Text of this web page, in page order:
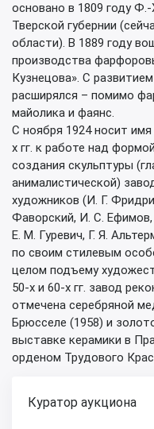
основано в 1809 году
Тверской губернии
области). В 1889 году
производства
Кузнецова». С
расширялся – помимо
майолика и фаянс.
С ноября 1924 носит
х гг. к работе над
создания скульптуры
анималистической)
художников (И. Г.
Фаворский, И. С.
Е. М. Гуревич, Г. Я.
по своим стилевым
целом подъему
50-х и 60-х гг. завод
отмечена серебряной
Брюсселе (1958) и
выставке керамики в
орденом Трудового
Куратор аукциона